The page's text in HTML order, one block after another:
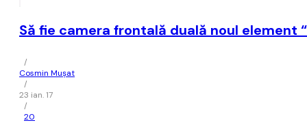
Să fie camera frontală duală noul element
/
Cosmin Mușat
/
23 ian. 17
/
20